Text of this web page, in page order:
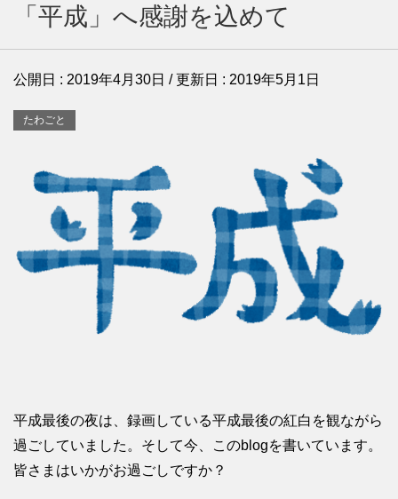
「平成」へ感謝を込めて
公開日 : 2019年4月30日 / 更新日 : 2019年5月1日
たわごと
平成最後の夜は、録画している平成最後の紅白を観ながら
過ごしていました。そして今、このblogを書いています。
皆さまはいかがお過ごしですか？